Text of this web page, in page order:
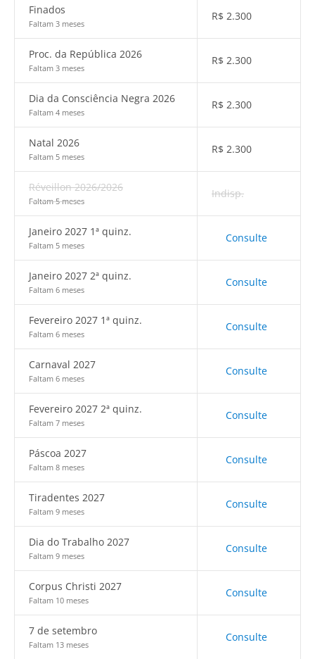
Finados
Faltam 3 meses
R$ 2.300
Proc. da República 2026
Faltam 3 meses
R$ 2.300
Dia da Consciência Negra 2026
Faltam 4 meses
R$ 2.300
Natal 2026
Faltam 5 meses
R$ 2.300
Réveillon 2026/2026
Faltam 5 meses
Indisp.
Janeiro 2027 1ª quinz.
Faltam 5 meses
Consulte
Janeiro 2027 2ª quinz.
Faltam 6 meses
Consulte
Fevereiro 2027 1ª quinz.
Faltam 6 meses
Consulte
Carnaval 2027
Faltam 6 meses
Consulte
Fevereiro 2027 2ª quinz.
Faltam 7 meses
Consulte
Páscoa 2027
Faltam 8 meses
Consulte
Tiradentes 2027
Faltam 9 meses
Consulte
Dia do Trabalho 2027
Faltam 9 meses
Consulte
Corpus Christi 2027
Faltam 10 meses
Consulte
7 de setembro
Faltam 13 meses
Consulte